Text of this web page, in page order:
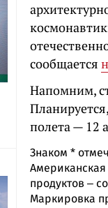
сообщается
Напомним,
полета — 12
Знаком *
продуктов ‒
Маркировка